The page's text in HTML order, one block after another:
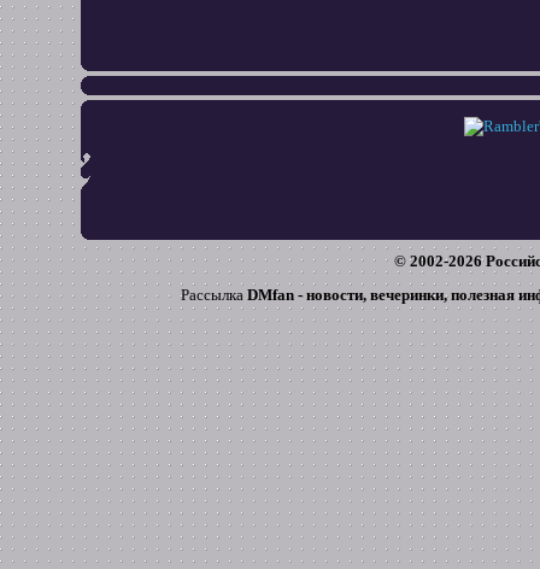
© 2002-2026
Рассылка DMfan - новости, вечеринки, полезная